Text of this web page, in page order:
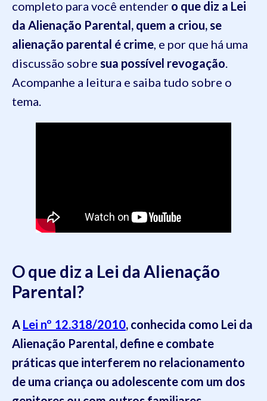
completo para você entender o que diz a Lei
da Alienação Parental, quem a criou, se
alienação parental é crime, e por que há uma
discussão sobre sua possível revogação.
Acompanhe a leitura e saiba tudo sobre o
tema.
O que diz a Lei da Alienação
Parental?
A Lei nº 12.318/2010, conhecida como Lei da
Alienação Parental, define e combate
práticas que interferem no relacionamento
de uma criança ou adolescente com um dos